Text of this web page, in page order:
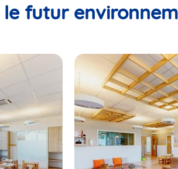
le futur